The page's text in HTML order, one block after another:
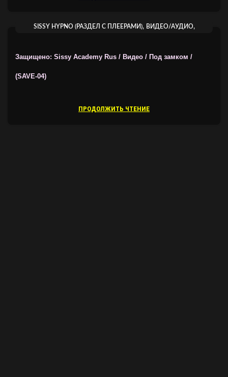
SISSY HYPNO (РАЗДЕЛ С ПЛЕЕРАМИ), ВИДЕО/АУДИО,
Защищено: Sissy Academy Rus / Видео / Под замком /
(SAVE-04)
ПРОДОЛЖИТЬ ЧТЕНИЕ